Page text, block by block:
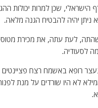
הישראלי, שכן למרות יכולות
ניתן יהיה להבטיח הגנה מלאה.
לסעודיה.
רופא באשמח רצח פציינטים
לא היו שורדים על מנת